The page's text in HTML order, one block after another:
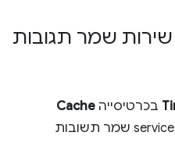
שירות שמר תגובות
בכרטיסייה Cache
מוצג מתי ה-service worker שמר תשובות